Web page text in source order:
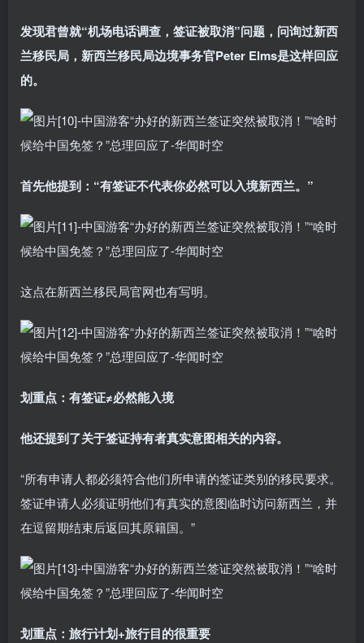
发现君曾就“机场电话调查，签证被取消”问题，问询过新西
兰移民局，新西兰移民局边境事务官Peter Elms是这样回应
的。
首先他提到：“有签证不代表你必然可以入境新西兰。”
这点在新西兰移民局官网也有写明。
划重点：有签证≠必然能入境
他还提到了关于签证持有者真实意图相关的内容。
“所有申请人都必须符合他们所申请的签证类别的移民要求。
签证申请人必须证明他们有真实的意图临时访问新西兰，并
在逗留期结束后返回其原籍国。”
划重点：旅行计划+旅行目的很重要